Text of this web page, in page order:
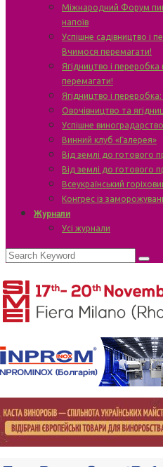
Міжнародний Форум
напоїв
Успішне садівництво і
Вчимося перемагати!
Ягідництво і
перемагати!
Ягідництво і переробка:
Овочівництво та
Успішне
Винний клуб «Галерея»
Від землі до готового
Від землі до готового
Всеукраїнський
Конгрес із
Журнали
Усі журнали